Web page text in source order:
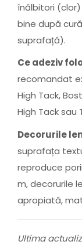
înălbitori
bine după
suprafață).
Ce adeziv
recomandat
High Tack,
High Tack sau
Decorurile
suprafața
reproduce
m, decorurile
apropiată,
Ultima